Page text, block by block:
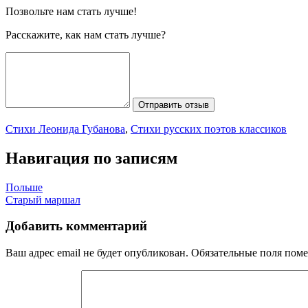
Позвольте нам стать лучше!
Расскажите, как нам стать лучше?
Отправить отзыв
Стихи Леонида Губанова, Стихи русских поэтов классиков
Навигация по записям
Польше
Старый маршал
Добавить комментарий
Ваш адрес email не будет опубликован. Обязательные поля